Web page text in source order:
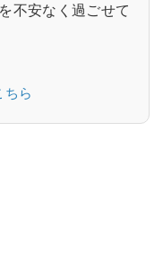
不安なく過ごせて
ら